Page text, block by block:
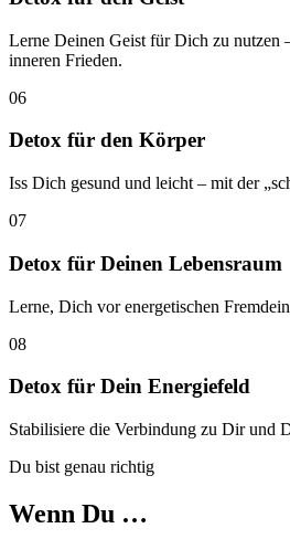
Lerne Deinen Geist für Dich zu nutzen
inneren Frieden.
06
Detox für den Körper
Iss Dich gesund und leicht – mit der
07
Detox für Deinen Lebensraum
Lerne, Dich vor energetischen
08
Detox für Dein Energiefeld
Stabilisiere die Verbindung zu Dir und
Du bist genau richtig
Wenn Du …